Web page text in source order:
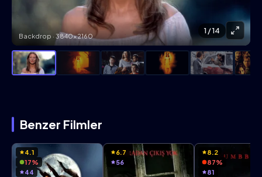
Backdrop · 3840×2160
1 / 14
Benzer Filmler
4.1
17%
44
6.7
56
8.2
87%
81